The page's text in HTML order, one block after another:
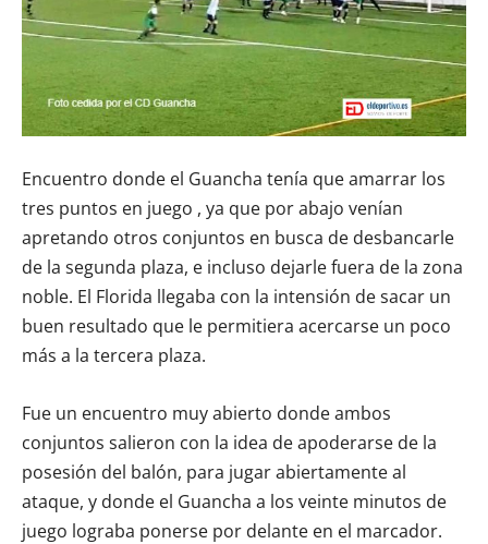
Encuentro donde el Guancha tenía que amarrar los
tres puntos en juego , ya que por abajo venían
apretando otros conjuntos en busca de desbancarle
de la segunda plaza, e incluso dejarle fuera de la zona
noble. El Florida llegaba con la intensión de sacar un
buen resultado que le permitiera acercarse un poco
más a la tercera plaza.
Fue un encuentro muy abierto donde ambos
conjuntos salieron con la idea de apoderarse de la
posesión del balón, para jugar abiertamente al
ataque, y donde el Guancha a los veinte minutos de
juego lograba ponerse por delante en el marcador.